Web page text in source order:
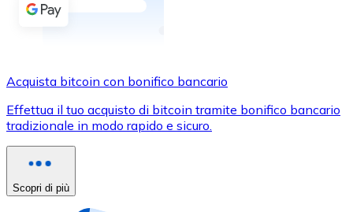
Bonifico SEPA
Usa le carte Visa e Mastercard per acquistare
Acquista con carta
Acquista bitcoin con bonifico bancario
Effettua il tuo acquisto di bitcoin tramite bonifico bancario
tradizionale in modo rapido e sicuro.
Scopri di più